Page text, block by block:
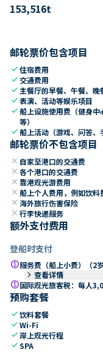
153,516t
邮轮票价包含项目
check住宿费用
check 交通费用
check 主餐厅的早餐、午餐、晚
check表演、活动等娱乐项目
check船上设施使用费（健身
等）
check船上活动（游戏、问答、
邮轮票价不包含项目
close 自家至港口的交通费
close 各个港口的交通费
close 靠港观光游费用
close 船上个人费用，例如饮
close 海外旅行伤害保险
close 行李快递服务
额外支付费用
登船时支付
paid服务费（船上小费）（2
keyboard_arrow_right 查看详情
paid国际观光旅客税：每人
预购套餐
check饮料套餐
checkWi-Fi
check 岸上观光行程
checkSPA